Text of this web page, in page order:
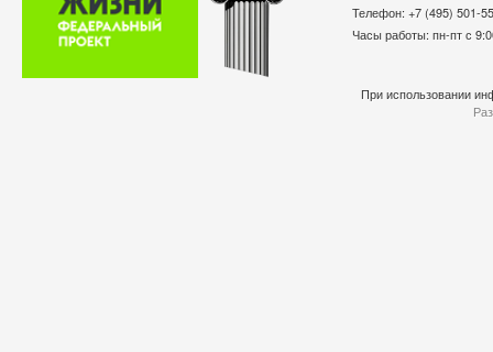
Телефон: +7 (495)
Часы работы: пн-пт с
При использовании